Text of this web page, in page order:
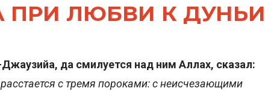
ПРИ ЛЮБВИ К ДУНЬИ
да смилуется над ним Аллах, сказал:
с тремя пороками: с неисчезающими